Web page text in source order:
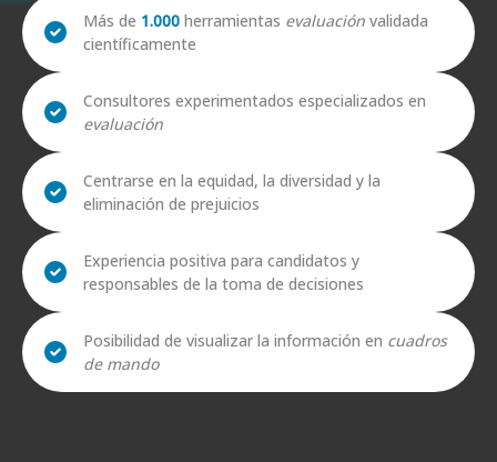
Más de 1.000 herramientas evaluación validada
científicamente
Consultores experimentados especializados en
evaluación
Centrarse en la equidad, la diversidad y la
eliminación de prejuicios
Experiencia positiva para candidatos y
responsables de la toma de decisiones
Posibilidad de visualizar la información en cuadros
de mando